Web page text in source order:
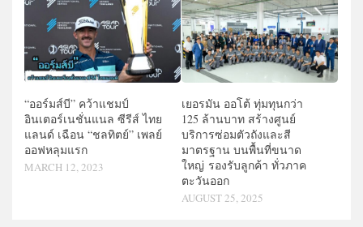
“ออร์มส์บี” คว้าแชมป์
อินเตอร์เนชั่นแนล ซีรีส์ ไทย
แลนด์ เฉือน “ชลทิตย์” เพลย์
ออฟหลุมแรก
MARCH 12, 2023
เยอรมัน ออโต้ ทุ่มทุนกว่า
125 ล้านบาท สร้างศูนย์
บริการซ่อมตัวถังและสี
มาตรฐาน บนพื้นที่ขนาด
ใหญ่ รองรับลูกค้า ทั่วภาค
ตะวันออก
AUGUST 25, 2025